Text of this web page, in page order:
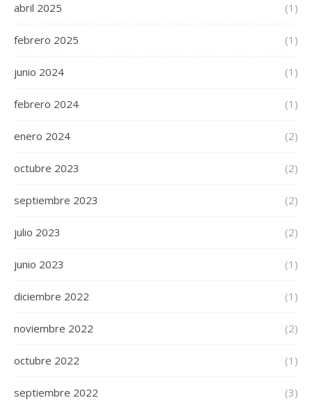
abril 2025 (1)
febrero 2025 (1)
junio 2024 (1)
febrero 2024 (1)
enero 2024 (2)
octubre 2023 (2)
septiembre 2023 (2)
julio 2023 (2)
junio 2023 (1)
diciembre 2022 (1)
noviembre 2022 (2)
octubre 2022 (1)
septiembre 2022 (3)